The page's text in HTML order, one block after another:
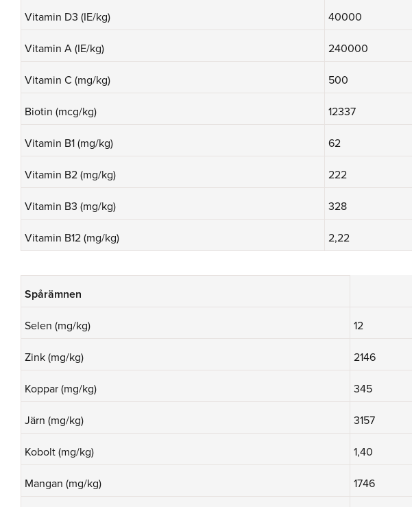
Vitamin D3 (IE/kg) 40000
Vitamin A (IE/kg) 240000
Vitamin C (mg/kg) 500
Biotin (mcg/kg) 12337
Vitamin B1 (mg/kg) 62
Vitamin B2 (mg/kg) 222
Vitamin B3 (mg/kg) 328
Vitamin B12 (mg/kg) 2,22
Spårämnen
Selen (mg/kg) 12
Zink (mg/kg) 2146
Koppar (mg/kg) 345
Järn (mg/kg) 3157
Kobolt (mg/kg) 1,40
Mangan (mg/kg) 1746